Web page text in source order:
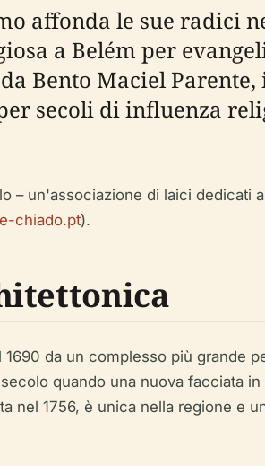
affonda le sue radici
a Belém per
Bento Maciel
secoli di influenza
– un'associazione di laici dedicati
e-chiado.pt).
da un complesso più grande
quando una nuova facciata
nel 1756, è unica nella regione e